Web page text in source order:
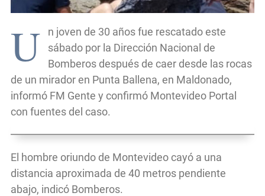
U
n joven de 30 años fue rescatado este
sábado por la Dirección Nacional de
Bomberos después de caer desde las rocas
de un mirador en Punta Ballena, en Maldonado,
informó FM Gente y confirmó Montevideo Portal
con fuentes del caso.
El hombre oriundo de Montevideo cayó a una
distancia aproximada de 40 metros pendiente
abajo, indicó Bomberos.